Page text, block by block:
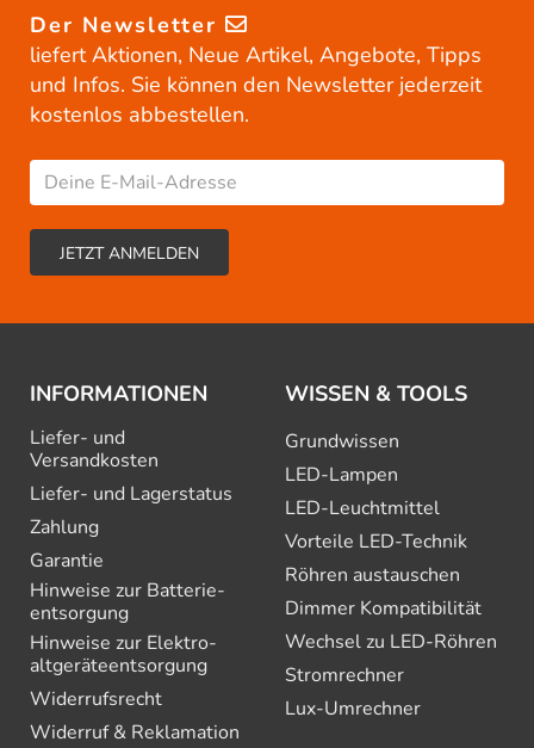
Der Newsletter
liefert Aktionen, Neue Artikel, Angebote, Tipps
und Infos. Sie können den Newsletter jederzeit
kostenlos abbestellen.
INFORMATIONEN
Liefer- und
Versandkosten
Liefer- und Lagerstatus
Zahlung
Garantie
Hinweise zur Batterie­
entsorgung
Hinweise zur Elektro­
altgeräte­entsorgung
Widerrufsrecht
Widerruf & Reklamation
WISSEN & TOOLS
Grundwissen
LED-Lampen
LED-Leuchtmittel
Vorteile LED-Technik
Röhren austauschen
Dimmer Kompatibilität
Wechsel zu LED-Röhren
Stromrechner
Lux-Umrechner